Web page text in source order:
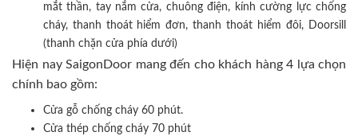
mắt thần, tay nắm cửa, chuông điện, kính cường lực chống
cháy, thanh thoát hiểm đơn, thanh thoát hiểm đôi, Doorsill
(thanh chặn cửa phía dưới)
Hiện nay SaigonDoor mang đến cho khách hàng 4 lựa chọn
chính bao gồm:
Cửa gỗ chống cháy 60 phút.
Cửa thép chống cháy 70 phút